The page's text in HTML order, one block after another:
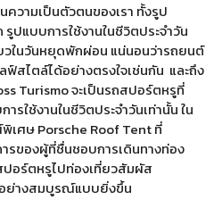
วามเป็นตัวตนของเรา ทั้งรูป
แบบการใช้งานในชีวิตประจำวัน
วในวันหยุดพักผ่อน แน่นอนว่ารถยนต์
สไตล์ได้อย่างตรงใจเช่นกัน และถึง
Turismo จะเป็นรถสปอร์ตหรูที่
ารใช้งานในชีวิตประจำวันเท่านั้น ใน
ศษ Porsche Roof Tent ที่
รของผู้ที่ชื่นชอบการเดินทางท่อง
อร์ตหรูไปท่องเที่ยวสัมผัส
ย่างสมบูรณ์แบบยิ่งขึ้น